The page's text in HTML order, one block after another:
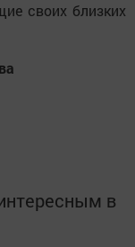
своих близких
в